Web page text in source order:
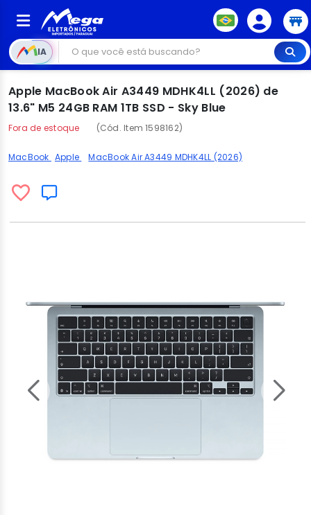
IA
Apple MacBook Air A3449 MDHK4LL (2026) de
13.6" M5 24GB RAM 1TB SSD - Sky Blue
Fora de estoque (Cód. Item 1598162)
MacBook Apple MacBook Air A3449 MDHK4LL (2026)